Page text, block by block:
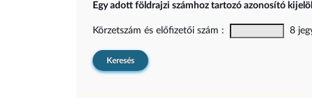
Egy adott földrajzi számhoz tartozó azonosító
Körzetszám és előfizetői szám : 8
Keresés